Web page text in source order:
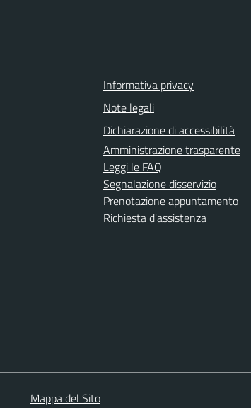
Informativa privacy
Note legali
Dichiarazione di accessibilità
Amministrazione trasparente
Leggi le FAQ
Segnalazione disservizio
Prenotazione appuntamento
Richiesta d'assistenza
Mappa del Sito